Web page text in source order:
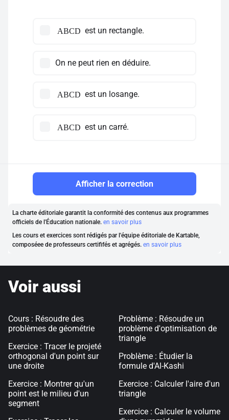
ABCD est un rectangle.
On ne peut rien en déduire.
ABCD est un losange.
ABCD est un carré.
Afficher la correction
La charte éditoriale garantit la conformité des contenus aux programmes
officiels de l'Éducation nationale. en savoir plus
Les cours et exercices sont rédigés par l'équipe éditoriale de Kartable,
composéee de professeurs certififés et agrégés. en savoir plus
Voir aussi
Cours : Résoudre des
problèmes de géométrie
Exercice : Tracer le projeté
orthogonal d'un point sur
une droite
Exercice : Montrer qu'un
point est le milieu d'un
segment
Problème : Résoudre un
problème d'optimisation de
triangle
Problème : Étudier la
formule d'Al-Kashi
Exercice : Calculer l'aire d'un
triangle
Exercice : Calculer le volume